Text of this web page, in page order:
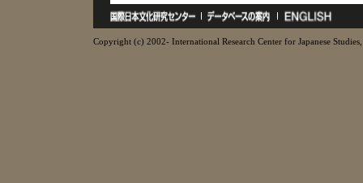
Copyright (c) 2002- International Research Center for Japanese